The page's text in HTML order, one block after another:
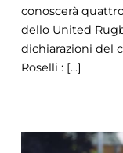
conoscerà
dello United
dichiarazioni del
Roselli : [...]